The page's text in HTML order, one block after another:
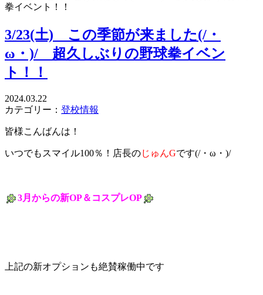
拳イベント！！
3/23(土) この季節が来ました(/・
ω・)/ 超久しぶりの野球拳イベン
ト！！
2024.03.22
カテゴリー： 登校情報
皆様こんばんは！
いつでもスマイル100％！ 店長のじゅんGです(/・ω・)/
3月からの新OP＆コスプレOP
上記の新オプションも絶賛稼働中です